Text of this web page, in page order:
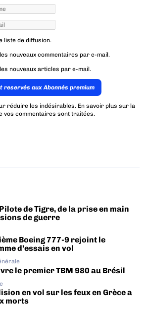
liste de diffusion.
nouveaux commentaires par e-mail.
nouveaux articles par e-mail.
reservés aux Abonnés premium
réduire les indésirables. En savoir plus sur la
vos commentaires sont traitées.
de Tigre, de la prise en main
de guerre
Boeing 777-9 rejoint le
d’essais en vol
le premier TBM 980 au Brésil
en vol sur les feux en Grèce a
morts